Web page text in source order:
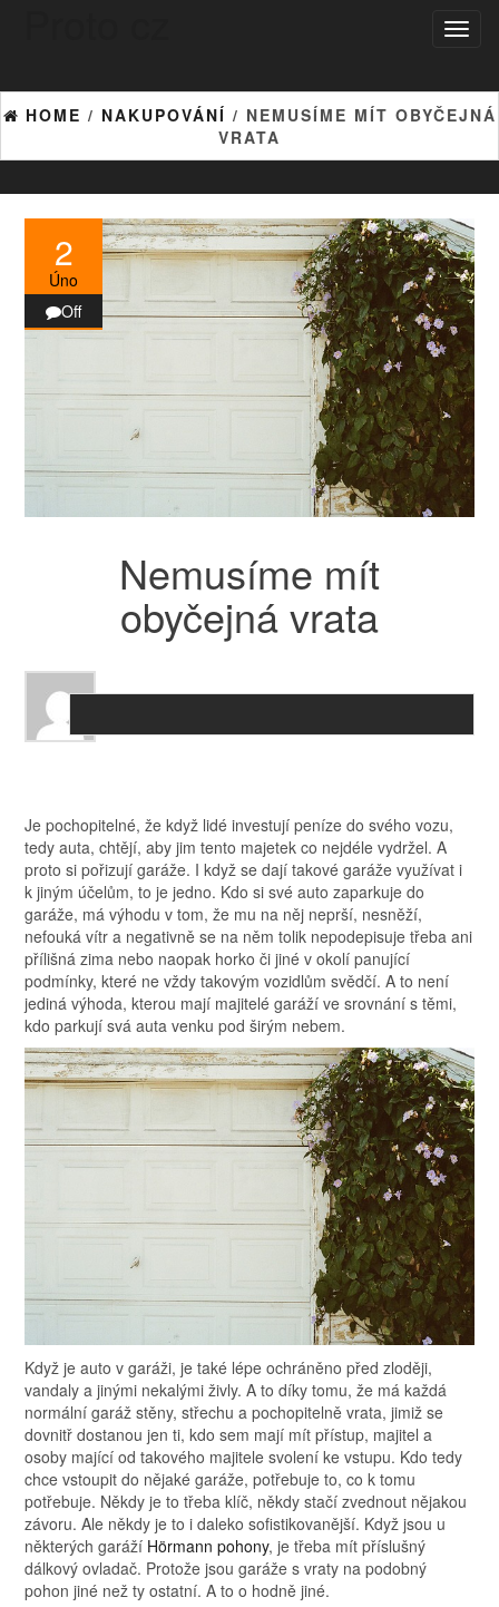
HOME / NAKUPOVÁNÍ / NEMUSÍME MÍT OBYČEJNÁ
VRATA
2
Úno
Off
Nemusíme mít
obyčejná vrata
Je pochopitelné, že když lidé investují peníze do svého vozu,
tedy auta, chtějí, aby jim tento majetek co nejdéle vydržel. A
proto si pořizují garáže. I když se dají takové garáže využívat i
k jiným účelům, to je jedno. Kdo si své auto zaparkuje do
garáže, má výhodu v tom, že mu na něj neprší, nesněží,
nefouká vítr a negativně se na něm tolik nepodepisuje třeba ani
přílišná zima nebo naopak horko či jiné v okolí panující
podmínky, které ne vždy takovým vozidlům svědčí.A to není
jediná výhoda, kterou mají majitelé garáží ve srovnání s těmi,
kdo parkují svá auta venku pod širým nebem.
Když je auto v garáži, je také lépe ochráněno před zloději,
vandaly a jinými nekalými živly. A to díky tomu, že má každá
normální garáž stěny, střechu a pochopitelně vrata, jimiž se
dovnitř dostanou jen ti, kdo sem mají mít přístup, majitel a
osoby mající od takového majitele svolení ke vstupu. Kdo tedy
chce vstoupit do nějaké garáže, potřebuje to, co k tomu
potřebuje. Někdy je to třeba klíč, někdy stačí zvednout nějakou
závoru. Ale někdy je to i daleko sofistikovanější. Když jsou u
některých garáží Hörmann pohony, je třeba mít příslušný
dálkový ovladač. Protože jsou garáže s vraty na podobný
pohon jiné než ty ostatní. A to o hodně jiné.